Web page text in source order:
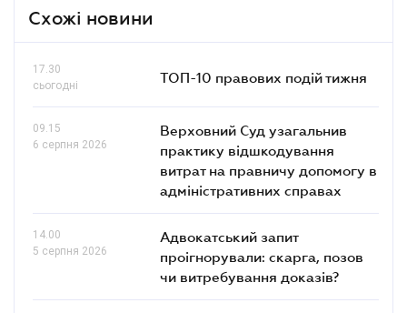
Схожі новини
17.30
сьогодні
ТОП-10 правових подій тижня
09.15
6 серпня 2026
Верховний Суд узагальнив
практику відшкодування
витрат на правничу допомогу в
адміністративних справах
14.00
5 серпня 2026
Адвокатський запит
проігнорували: скарга, позов
чи витребування доказів?